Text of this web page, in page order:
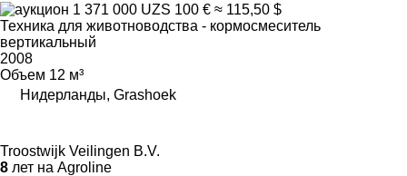
1 371 000 UZS 100 € ≈ 115,50 $
Техника для животноводства - кормосмеситель
вертикальный
2008
Объем 12 м³
Нидерланды, Grashoek
Troostwijk Veilingen B.V.
8 лет на Agroline